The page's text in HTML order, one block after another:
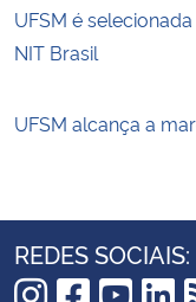
UFSM é
NIT Brasil
UFSM alcança a
REDES SOCIAIS: